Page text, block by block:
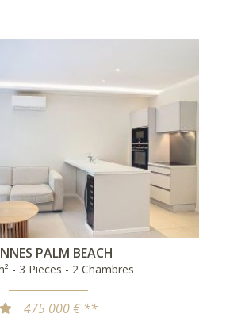
PALM BEACH
- 3 Pieces - 2 Chambres
475 000 € **